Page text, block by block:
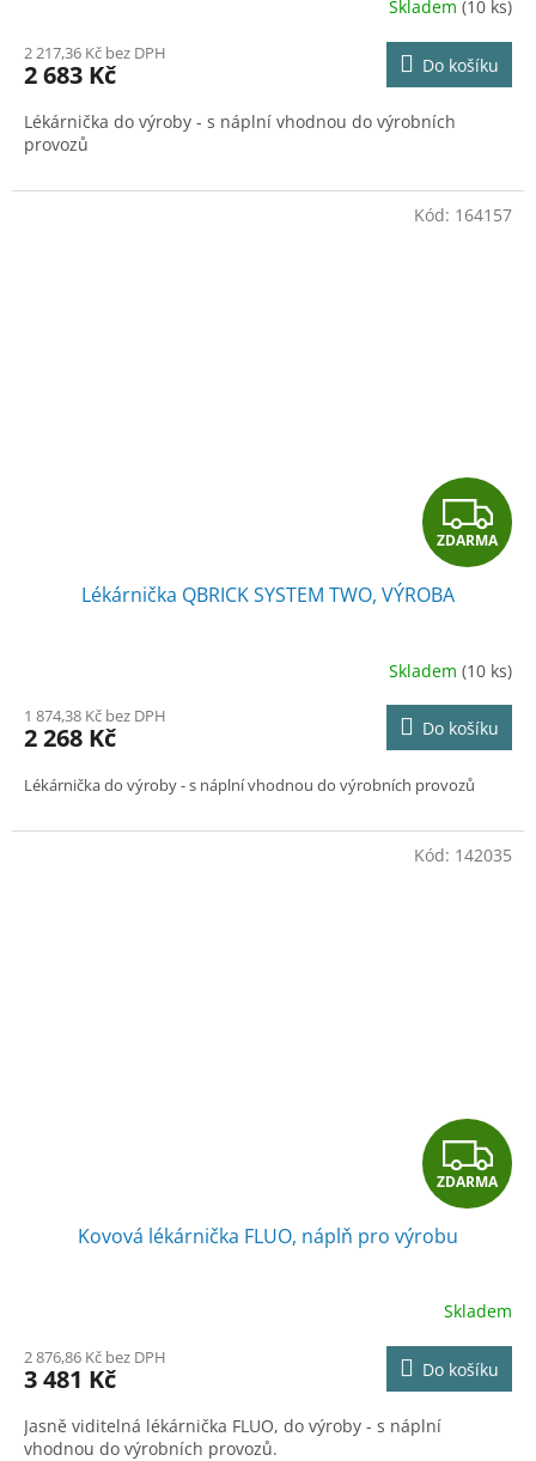
M
A
Skladem (10 ks)
2 217,36 Kč bez DPH
2 683 Kč Do košíku
Lékárnička do výroby - s náplní vhodnou do výrobních
provozů
Z
D
R
M
A
ZDARMA
Lékárnička QBRICK SYSTEM TWO, VÝROBA
Skladem (10 ks)
1 874,38 Kč bez DPH
2 268 Kč Do košíku
Lékárnička do výroby - s náplní vhodnou do výrobních provozů
Kód: 164157
Z
D
R
M
A
ZDARMA
Kovová lékárnička FLUO, náplň pro výrobu
Skladem
2 876,86 Kč bez DPH
3 481 Kč Do košíku
Jasně viditelná lékárnička FLUO, do výroby - s náplní
vhodnou do výrobních provozů.
Kód: 142035